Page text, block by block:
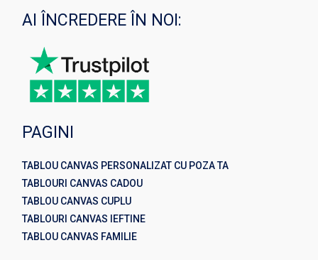
AI ÎNCREDERE ÎN NOI:
PAGINI
TABLOU CANVAS PERSONALIZAT CU POZA TA
TABLOURI CANVAS CADOU
TABLOU CANVAS CUPLU
TABLOURI CANVAS IEFTINE
TABLOU CANVAS FAMILIE